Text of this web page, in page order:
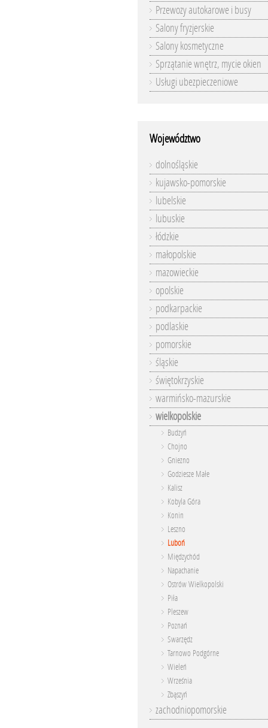
Przewozy autokarowe i busy
Salony fryzjerskie
Salony kosmetyczne
Sprzątanie wnętrz, mycie okien
Usługi ubezpieczeniowe
Województwo
dolnośląskie
kujawsko-pomorskie
lubelskie
lubuskie
łódzkie
małopolskie
mazowieckie
opolskie
podkarpackie
podlaskie
pomorskie
śląskie
świętokrzyskie
warmińsko-mazurskie
wielkopolskie
Budzyń
Chojno
Gniezno
Godziesze Małe
Kalisz
Kobyla Góra
Konin
Leszno
Luboń
Międzychód
Napachanie
Ostrów Wielkopolski
Piła
Pleszew
Poznań
Swarzędz
Tarnowo Podgórne
Wieleń
Września
Zbąszyń
zachodniopomorskie